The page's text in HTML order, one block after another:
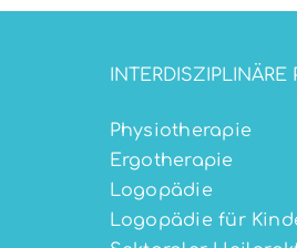
Physiotherapie
Ergotherapie
Logopädie
Logopädie für